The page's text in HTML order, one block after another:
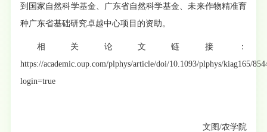
到国家自然科学基金、广东省自然科学基金、未来作物精准育
种广东省基础研究卓越中心项目的资助。
相关论文链接：
https://academic.oup.com/plphys/article/doi/10.1093/plphys/kiag165/
login=true
文图/农学院